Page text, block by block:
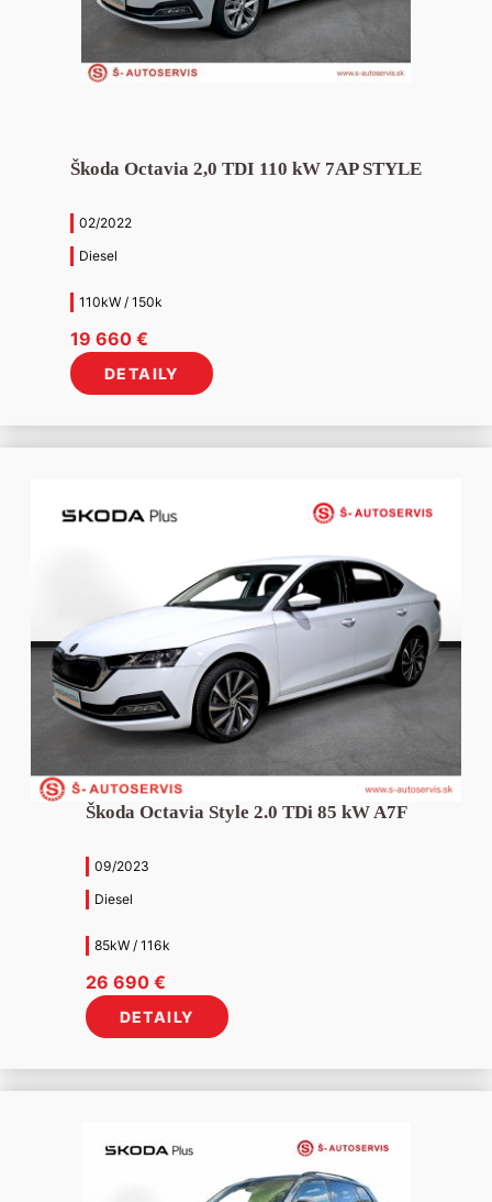
Škoda Octavia 2,0 TDI 110 kW 7AP STYLE
02/2022
Diesel
110kW / 150k
19 660 €
DETAILY
Škoda Octavia Style 2.0 TDi 85 kW A7F
09/2023
Diesel
85kW / 116k
26 690 €
DETAILY